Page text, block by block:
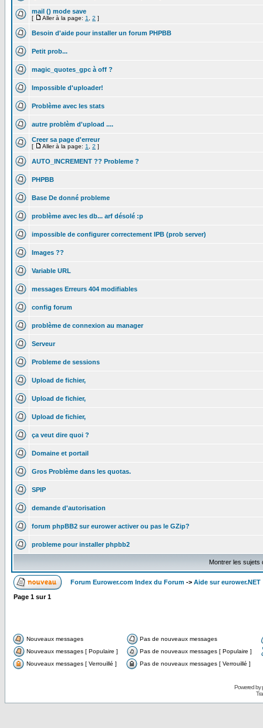
mail () mode save
[ Aller à la page: 1 2 ]
Besoin d'aide pour installer un forum PHPBB
Petit prob...
magic_quotes_gpc à off ?
Impossible d'uploader!
Problème avec les stats
autre problèm d'upload ....
Creer sa page d'erreur
[ Aller à la page: 1 2 ]
AUTO_INCREMENT ?? Probleme ?
PHPBB
Base De donné probleme
problème avec les db... arf désolé :p
impossible de configurer correctement IPB (prob server)
Images ??
Variable URL
messages Erreurs 404 modifiables
config forum
problème de connexion au manager
Serveur
Probleme de sessions
Upload de fichier,
Upload de fichier,
Upload de fichier,
ça veut dire quoi ?
Domaine et portail
Gros Problème dans les quotas.
SPIP
demande d'autorisation
forum phpBB2 sur eurower activer ou pas le GZip?
probleme pour installer phpbb2
Montrer les sujets
Forum Eurower.com Index du Forum -> Aide sur eurower.NET
Page 1 sur1
Nouveaux messages
Pas de nouveaux messages
Nouveaux messages [ Populaire ]
Pas de nouveaux messages [ Populaire ]
Nouveaux messages [ Verrouillé ]
Pas de nouveaux messages [ Verrouillé ]
Powered by